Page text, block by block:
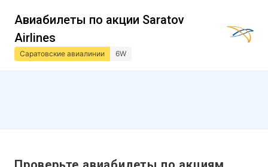
Авиабилеты по акции Saratov
Airlines
Саратовские авиалинии 6W